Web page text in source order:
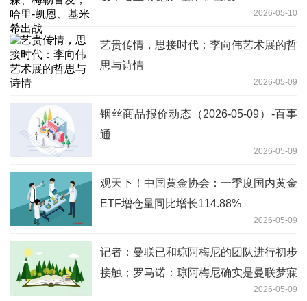
2026-05-10
艺贵传情，思接时代：李向伟艺术展的哲
思与诗情
2026-05-09
铟丝商品报价动态（2026-05-09）-百事
通
2026-05-09
观天下！中国黄金协会：一季度国内黄金
ETF增仓量同比增长114.88%
2026-05-09
记者：曼联已和琼阿梅尼的团队进行初步
接触；罗马诺：琼阿梅尼确实是曼联梦寐
2026-05-09